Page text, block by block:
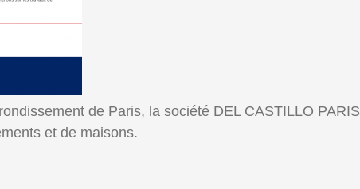
de Paris, la société DEL CASTILLO PARIS
et de maisons.